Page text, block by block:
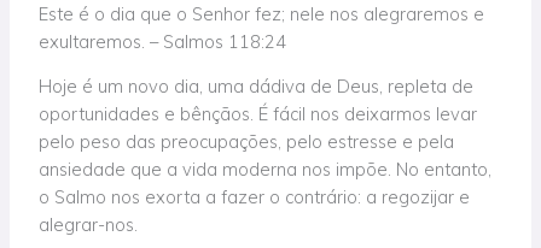
Este é o dia que o Senhor fez; nele nos alegraremos e
exultaremos. – Salmos 118:24
Hoje é um novo dia, uma dádiva de Deus, repleta de
oportunidades e bênçãos. É fácil nos deixarmos levar
pelo peso das preocupações, pelo estresse e pela
ansiedade que a vida moderna nos impõe. No entanto,
o Salmo nos exorta a fazer o contrário: a regozijar e
alegrar-nos.